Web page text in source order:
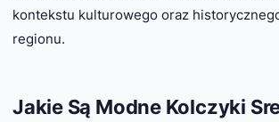
kontekstu kulturowego oraz
regionu.
Jakie Są Modne Kolczyki